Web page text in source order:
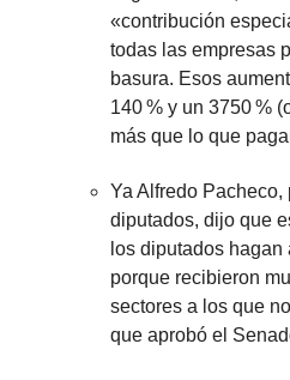
«contribución
todas las empresas
basura. Esos
140 % y un 3750 %
más que lo que
Ya Alfredo
diputados, dijo que
los diputados
porque recibieron
sectores a los que
que aprobó el